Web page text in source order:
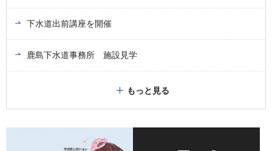
下水道出前講座を開催
鹿島下水道事務所 施設見学
もっと見る